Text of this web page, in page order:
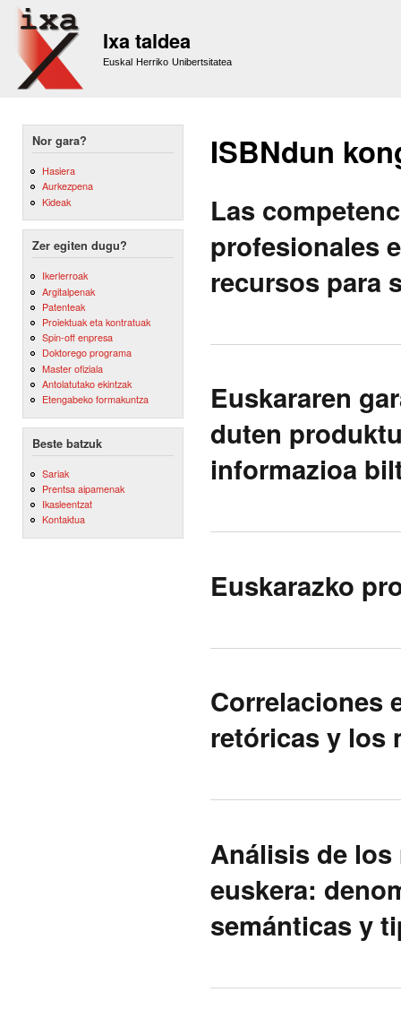
Ixa taldea
Euskal Herriko Unibertsitatea
Nor gara?
Hasiera
Aurkezpena
Kideak
Zer egiten dugu?
Ikerlerroak
Argitalpenak
Patenteak
Proiektuak eta kontratuak
Spin-off enpresa
Doktorego programa
Master ofiziala
Antolatutako ekintzak
Etengabeko formakuntza
Beste batzuk
Sariak
Prentsa aipamenak
Ikasleentzat
Kontaktua
ISBNdun
Las
profesionales
recursos para
Euskararen
duten
informazioa
Euskarazko
Correlaciones
retóricas y los
Análisis de
euskera:
semánticas y